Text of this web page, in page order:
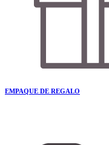
EMPAQUE DE REGALO